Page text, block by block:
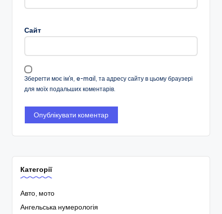
Сайт
Зберегти моє ім'я, e-mail, та адресу сайту в цьому браузері
для моїх подальших коментарів.
Категорії
Авто, мото
Ангельська нумерологія